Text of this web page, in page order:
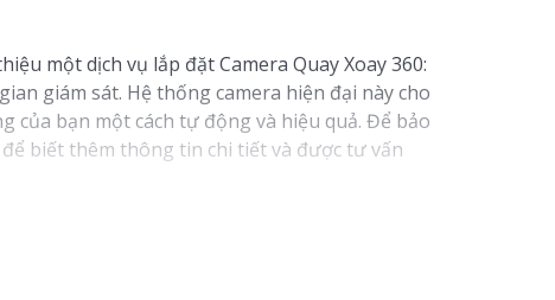
một dịch vụ lắp đặt Camera Quay Xoay 360:
giám sát. Hệ thống camera hiện đại này cho
của bạn một cách tự động và hiệu quả. Để bảo
biết thêm thông tin chi tiết và được tư vấn
sự hỗ trợ hoặc tư vấn khác, đừng ngần ngại